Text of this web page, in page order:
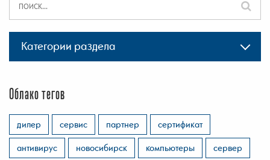
Категории раздела
Облако тегов
дилер сервис партнер
сертификат
антивирус
новосибирск компьютеры сервер